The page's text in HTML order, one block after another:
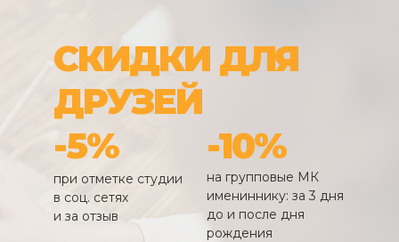
на групповые МК
имениннику: за 3 дня
до и после дня
рождения
-10%
при отметке студии
в соц. сетях
и за отзыв
-5%
СКИДКИ ДЛЯ
ДРУЗЕЙ